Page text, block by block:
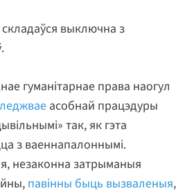
выключна з
гуманітарнае права наогул
асобнай працэдуры
так, як гэта
з ваеннапалоннымі.
незаконна затрыманыя
павінны быць вызваленыя,